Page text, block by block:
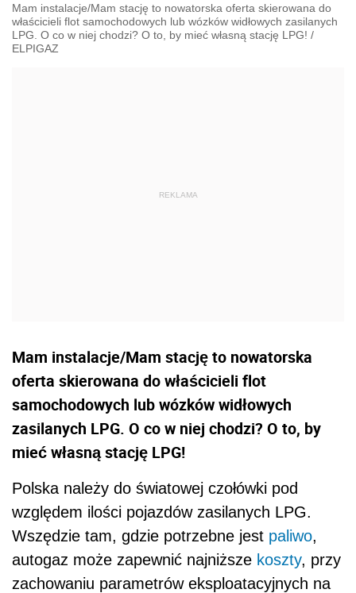
Mam instalacje/Mam stację to nowatorska oferta skierowana do
właścicieli flot samochodowych lub wózków widłowych zasilanych
LPG. O co w niej chodzi? O to, by mieć własną stację LPG! /
ELPIGAZ
Mam instalacje/Mam stację to nowatorska
oferta skierowana do właścicieli flot
samochodowych lub wózków widłowych
zasilanych LPG. O co w niej chodzi? O to, by
mieć własną stację LPG!
Polska należy do światowej czołówki pod
względem ilości pojazdów zasilanych LPG.
Wszędzie tam, gdzie potrzebne jest paliwo,
autogaz może zapewnić najniższe koszty, przy
zachowaniu parametrów eksploatacyjnych na